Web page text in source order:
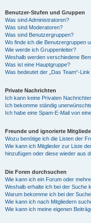
Benutzer-Stufen und Gruppen
Was sind Administratoren?
Was sind Moderatoren?
Was sind Benutzergruppen?
Wo finde ich die Benutzergruppen
Wie werde ich Gruppenleiter?
Weshalb werden verschiedene
Was ist eine Hauptgruppe?
Was bedeutet der „Das Team“-
Private Nachrichten
Ich kann keine Privaten
Ich bekomme ständig
Ich habe eine Spam-E-Mail von
Freunde und ignorierte
Wozu benötige ich die Listen der
Wie kann ich Mitglieder zur Liste
hinzufügen oder diese wieder aus
Die Foren durchsuchen
Wie kann ich ein Forum oder
Weshalb erhalte ich bei der Suche
Warum bekomme ich bei der
Wie kann ich nach Mitgliedern
Wie kann ich meine eigenen